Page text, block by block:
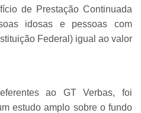
de Prestação Continuada
idosas e pessoas com
Federal) igual ao valor
ao GT Verbas, foi
estudo amplo sobre o fundo